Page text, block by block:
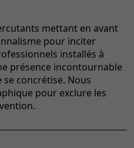
mettant en avant
pour inciter
installés à
présence incontournable
concrétise. Nous
pour exclure les